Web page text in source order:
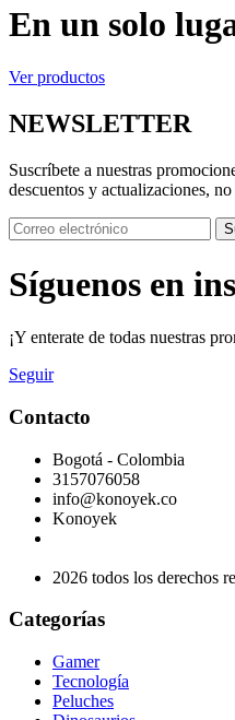
En un solo
Ver productos
NEWSLETTER
Suscríbete a nuestras
descuentos y actualizaciones,
Síguenos en
¡Y enterate de todas nuestras
Seguir
Contacto
Bogotá - Colombia
3157076058
info@konoyek.co
Konoyek
2026 todos los derechos
Categorías
Gamer
Tecnología
Peluches